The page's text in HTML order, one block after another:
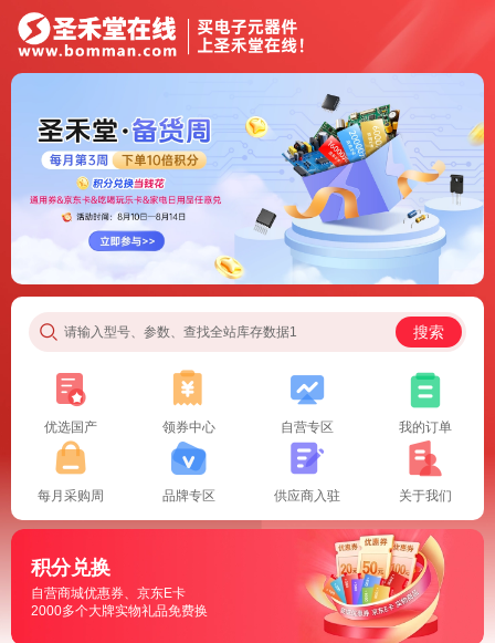
请输入型号、参数、查找全站库存数据1 搜索
优选国产 领券中心 自营专区 我的订单
每月采购周 品牌专区 供应商入驻 关于我们
积分兑换
自营商城优惠券、京东E卡
2000多个大牌实物礼品免费换